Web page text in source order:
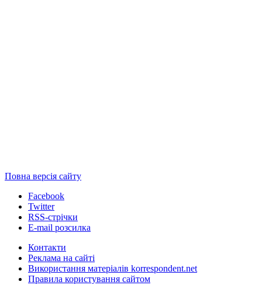
Повна версія сайту
Facebook
Twitter
RSS-стрічки
E-mail розсилка
Контакти
Реклама на сайті
Використання матеріалів korrespondent.net
Правила користування сайтом